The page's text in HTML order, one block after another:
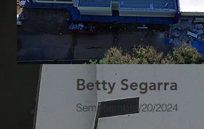
Betty Segarra
Semptiembre/20/2024